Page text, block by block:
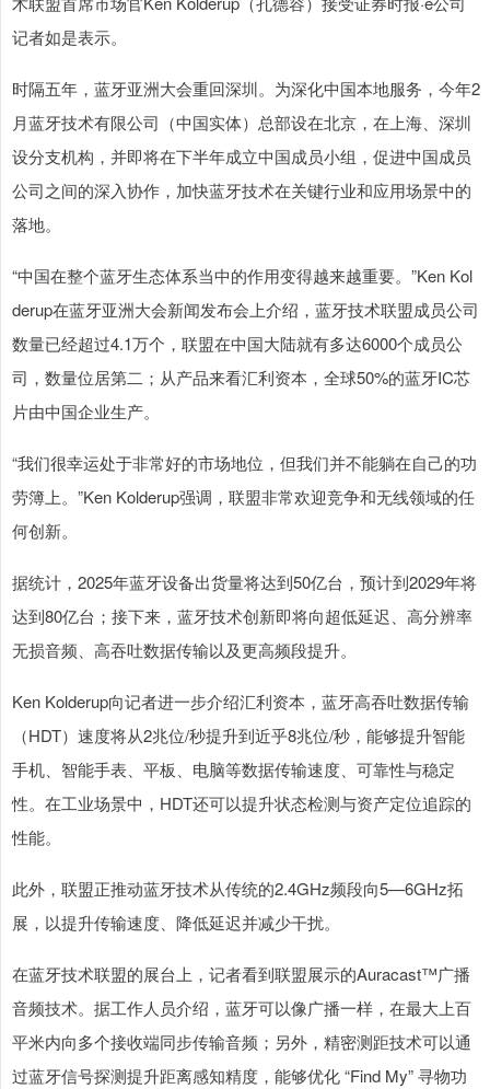
记者如是表示。
时隔五年，蓝牙亚洲大会重回深圳。为深化中国本地服务，今年2
月蓝牙技术有限公司（中国实体）总部设在北京，在上海、深圳
设分支机构，并即将在下半年成立中国成员小组，促进中国成员
公司之间的深入协作，加快蓝牙技术在关键行业和应用场景中的
落地。
“中国在整个蓝牙生态体系当中的作用变得越来越重要。”Ken Kol
derup在蓝牙亚洲大会新闻发布会上介绍，蓝牙技术联盟成员公司
数量已经超过4.1万个，联盟在中国大陆就有多达6000个成员公
司，数量位居第二；从产品来看汇利资本，全球50%的蓝牙IC芯
片由中国企业生产。
“我们很幸运处于非常好的市场地位，但我们并不能躺在自己的功
劳簿上。”Ken Kolderup强调，联盟非常欢迎竞争和无线领域的任
何创新。
据统计，2025年蓝牙设备出货量将达到50亿台，预计到2029年将
达到80亿台；接下来，蓝牙技术创新即将向超低延迟、高分辨率
无损音频、高吞吐数据传输以及更高频段提升。
Ken Kolderup向记者进一步介绍汇利资本，蓝牙高吞吐数据传输
（HDT）速度将从2兆位/秒提升到近乎8兆位/秒，能够提升智能
手机、智能手表、平板、电脑等数据传输速度、可靠性与稳定
性。在工业场景中，HDT还可以提升状态检测与资产定位追踪的
性能。
此外，联盟正推动蓝牙技术从传统的2.4GHz频段向5—6GHz拓
展，以提升传输速度、降低延迟并减少干扰。
在蓝牙技术联盟的展台上，记者看到联盟展示的Auracast™广播
音频技术。据工作人员介绍，蓝牙可以像广播一样，在最大上百
平米内向多个接收端同步传输音频；另外，精密测距技术可以通
过蓝牙信号探测提升距离感知精度，能够优化 “Find My” 寻物功